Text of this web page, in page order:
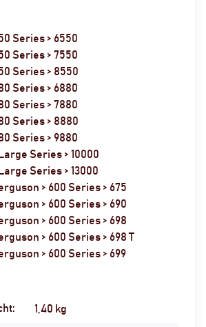
Series > 6550
Series > 7550
Series > 8550
Series > 6880
Series > 7880
Series > 8880
Series > 9880
Series > 10000
Series > 13000
> 600 Series > 675
> 600 Series > 690
> 600 Series > 698
> 600 Series > 698 T
> 600 Series > 699
1,40 kg